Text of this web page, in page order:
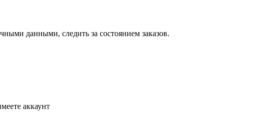
данными, следить за состоянием заказов.
аккаунт